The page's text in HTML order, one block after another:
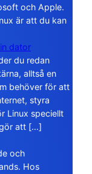
och Apple.
är att du kan
dator
du redan
alltså en
behöver för att
styra
Linux speciellt
att […]
och
Hos